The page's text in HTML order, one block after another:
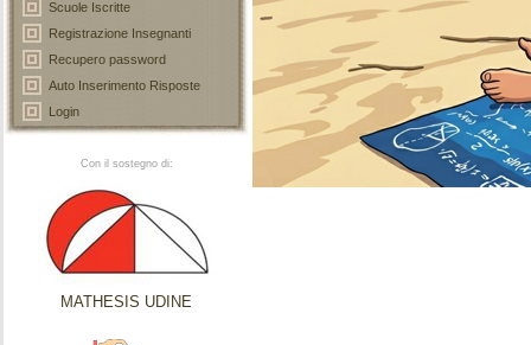
Scuole Iscritte
Registrazione Insegnanti
Recupero password
Auto Inserimento Risposte
Login
Con il sostegno di:
MATHESIS UDINE